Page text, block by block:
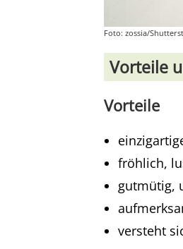
Foto: zossia/
Vorteile
Vorteile
fröhlich,
gutmütig,
versteht